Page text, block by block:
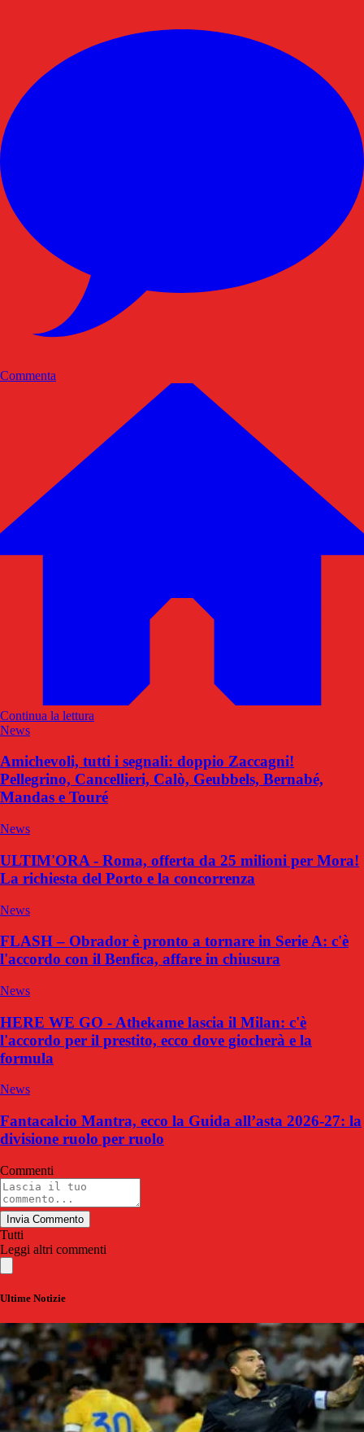
Commenta
Continua la lettura
News
Amichevoli, tutti i segnali: doppio Zaccagni!
Pellegrino, Cancellieri, Calò, Geubbels, Bernabé,
Mandas e Touré
News
ULTIM'ORA - Roma, offerta da 25 milioni per Mora!
La richiesta del Porto e la concorrenza
News
FLASH – Obrador è pronto a tornare in Serie A: c'è
l'accordo con il Benfica, affare in chiusura
News
HERE WE GO - Athekame lascia il Milan: c'è
l'accordo per il prestito, ecco dove giocherà e la
formula
News
Fantacalcio Mantra, ecco la Guida all’asta 2026-27: la
divisione ruolo per ruolo
Commenti
Invia Commento
Tutti
Leggi altri commenti
Ultime Notizie